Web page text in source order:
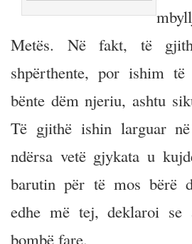
Metës. Në fakt, të
shpërthente, por ishim
bënte dëm njeriu, ashtu
Të gjithë ishin larguar
ndërsa vetë gjykata u
barutin për të mos bërë
edhe më tej, deklaroi se
bombë fare.